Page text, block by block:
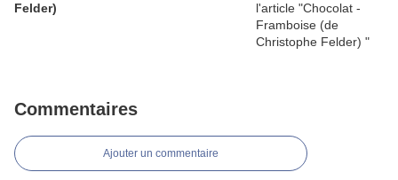
Felder)
Commentaires
Ajouter un commentaire